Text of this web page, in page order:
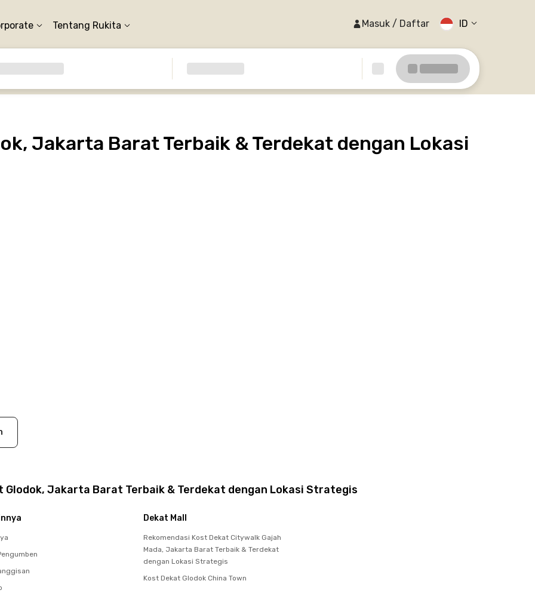
Tentang Rukita Masuk / Daftar ID
Jakarta Barat Terbaik & Terdekat dengan Lokasi
Glodok, Jakarta Barat Terbaik & Terdekat dengan Lokasi Strategis
Dekat Mall
Rekomendasi Kost Dekat Citywalk Gajah
Mada, Jakarta Barat Terbaik & Terdekat
dengan Lokasi Strategis
Kost Dekat Glodok China Town